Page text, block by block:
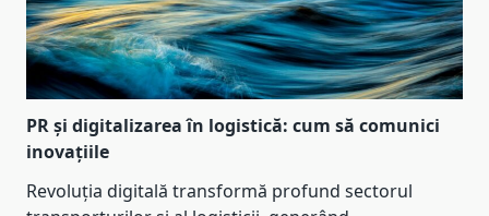
PR și digitalizarea în logistică: cum să comunici
inovațiile
Revoluția digitală transformă profund sectorul